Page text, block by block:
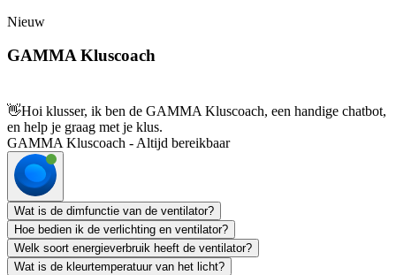
Nieuw
GAMMA Kluscoach
👋Hoi klusser, ik ben de GAMMA Kluscoach, een handige chatbot,
en help je graag met je klus.
GAMMA Kluscoach - Altijd bereikbaar
Wat is de dimfunctie van de ventilator?
Hoe bedien ik de verlichting en ventilator?
Welk soort energieverbruik heeft de ventilator?
Wat is de kleurtemperatuur van het licht?